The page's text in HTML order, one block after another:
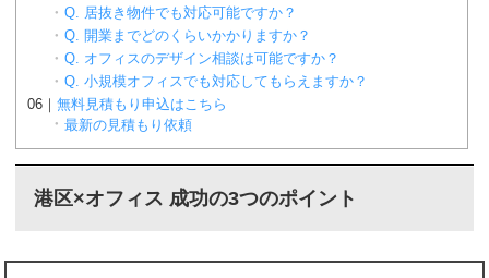
Q. 居抜き物件でも対応可能ですか？
Q. 開業までどのくらいかかりますか？
Q. オフィスのデザイン相談は可能ですか？
Q. 小規模オフィスでも対応してもらえますか？
無料見積もり申込はこちら
最新の見積もり依頼
港区×オフィス 成功の3つのポイント